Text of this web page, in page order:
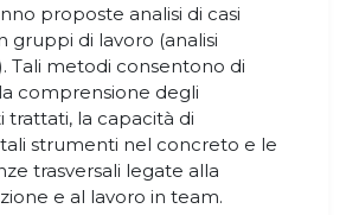
proposte analisi di casi
gruppi di lavoro (analisi
Tali metodi consentono di
comprensione degli
trattati, la capacità di
strumenti nel concreto e le
trasversali legate alla
e al lavoro in team.